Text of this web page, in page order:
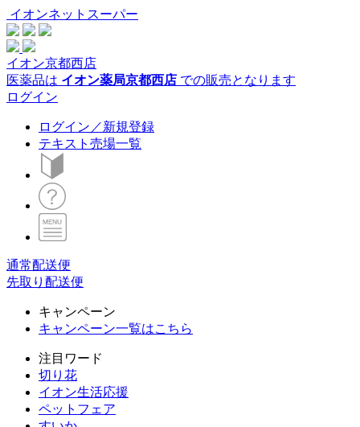
イオンネットスーパー
イオン京都西店
医薬品は イオン薬局京都西店 での販売となります
ログイン
ログイン／新規登録
テキスト売場一覧
通常配送便
先取り配送便
キャンペーン
キャンペーン一覧はこちら
注目ワード
切り花
イオン生活応援
ペットフェア